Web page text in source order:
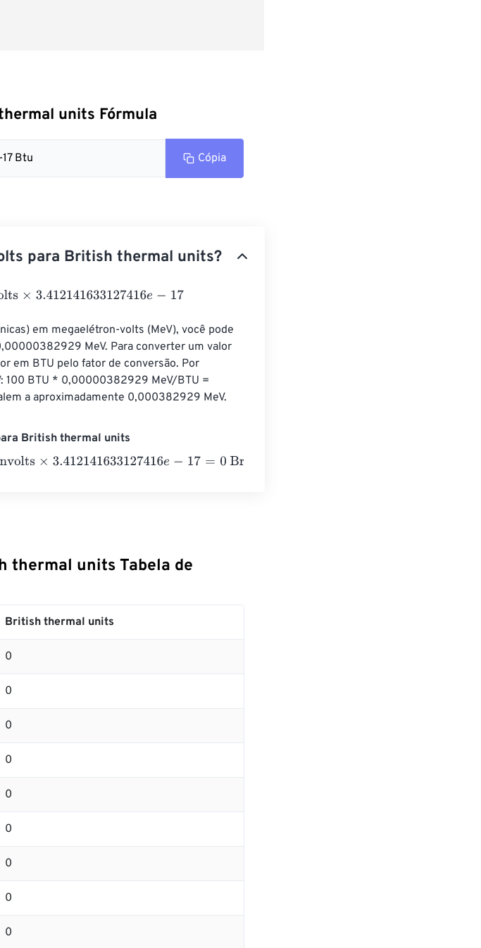
units Fórmula
Btu Cópia
para British thermal units?
e-17
em megaelétron-volts (MeV), você pode
MeV. Para converter um valor
em BTU pelo fator de conversão. Por
100 BTU * 0,00000382929 MeV/BTU =
a aproximadamente 0,000382929 MeV.
British thermal units
e-17=0 British thermal units
thermal units Tabela de
British thermal units
0
0
0
0
0
0
0
0
0